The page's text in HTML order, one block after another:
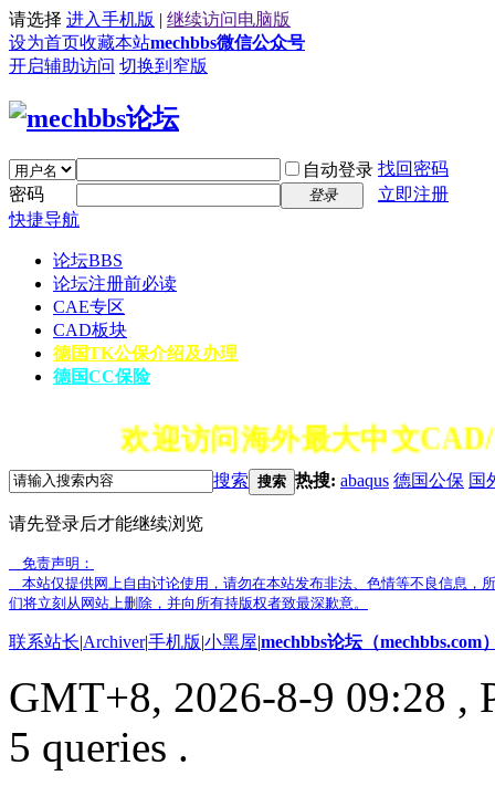
请选择 进入手机版 | 继续访问电脑版
设为首页收藏本站mechbbs微信公众号
开启辅助访问 切换到窄版
自动登录 找回密码
密码
登录
立即注册
快捷导航
论坛BBS
论坛注册前必读
CAE专区
CAD板块
德国TK公保介绍及办理
德国CC保险
欢迎访问海外最大中文
搜索 搜索 热搜: abaqus 德国公保 国
请先登录后才能继续浏览
免责声明：
本站仅提供网上自由讨论使用，请勿在本站发布非法、色情等不良信息，
们将立刻从网站上删除，并向所有持版权者致最深歉意。
联系站长|Archiver|手机版|小黑屋|mechbbs论坛（mechbbs.com
GMT+8, 2026-8-9 09:28 ,
5 queries .